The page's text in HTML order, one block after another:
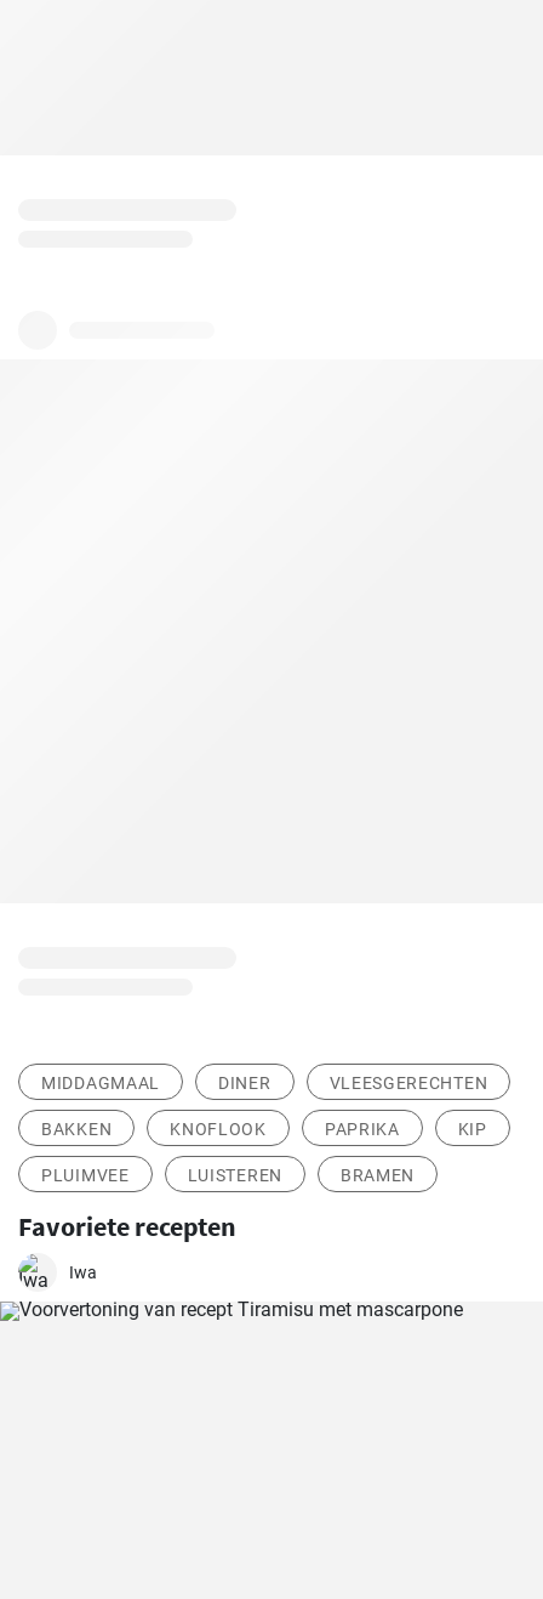
MIDDAGMAAL DINER VLEESGERECHTEN
BAKKEN KNOFLOOK PAPRIKA KIP
PLUIMVEE LUISTEREN BRAMEN
Favoriete recepten
Iwa